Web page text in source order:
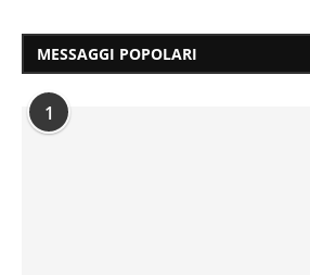
MESSAGGI POPOLARI
1